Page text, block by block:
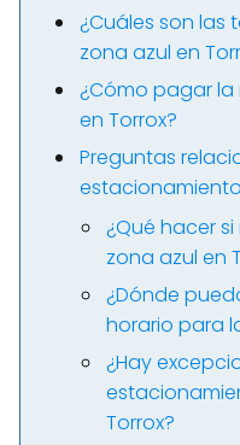
¿Cuáles son las
zona azul en
¿Cómo pagar
en Torrox?
Preguntas
¿Qué hacer
zona azul en
¿Dónde
horario para
¿Hay
Torrox?